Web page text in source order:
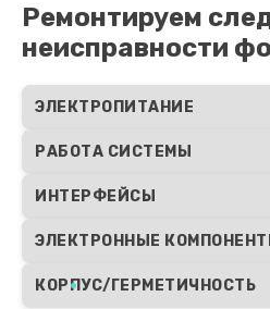
Ремонтируем
неисправности
ЭЛЕКТРОПИТАНИЕ
РАБОТА СИСТЕМЫ
ИНТЕРФЕЙСЫ
ЭЛЕКТРОННЫЕ
КОРПУС/ГЕРМЕТИЧНОСТЬ